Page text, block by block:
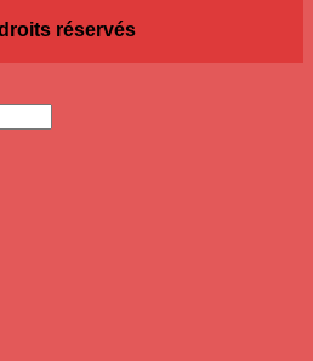
réservés